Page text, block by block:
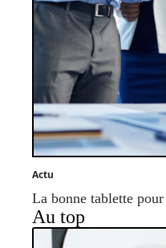
Actu
La bonne tablette
Au top